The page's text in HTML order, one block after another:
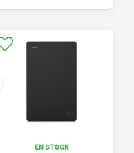
EN STOCK